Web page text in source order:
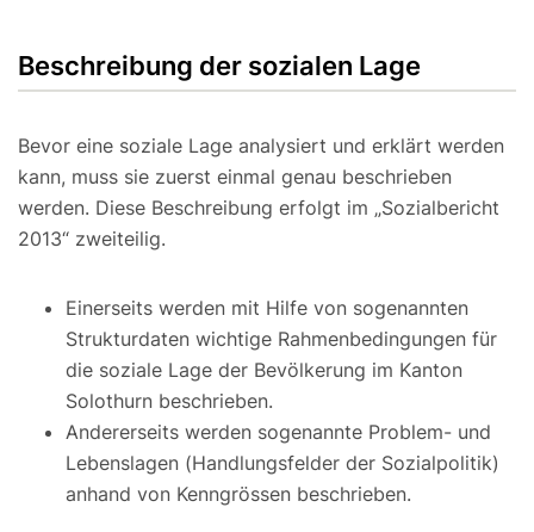
Beschreibung der sozialen Lage
Bevor eine soziale Lage analysiert und erklärt werden
kann, muss sie zuerst einmal genau beschrieben
werden. Diese Beschreibung erfolgt im „Sozialbericht
2013“ zweiteilig.
Einerseits werden mit Hilfe von sogenannten
Strukturdaten wichtige Rahmenbedingungen für
die soziale Lage der Bevölkerung im Kanton
Solothurn beschrieben.
Andererseits werden sogenannte Problem- und
Lebenslagen (Handlungsfelder der Sozialpolitik)
anhand von Kenngrössen beschrieben.